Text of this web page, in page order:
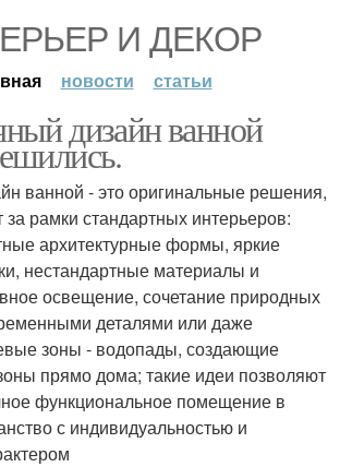
И ДЕКОР
новости статьи
дизайн ванной
ванной - это оригинальные решения,
рамки стандартных интерьеров:
архитектурные формы, яркие
нестандартные материалы и
освещение, сочетание природных
деталями или даже
зоны - водопады, создающие
прямо дома; такие идеи позволяют
функциональное помещение в
с индивидуальностью и